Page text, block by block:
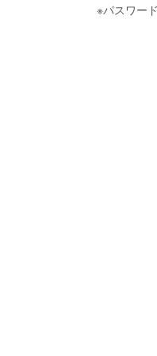
※パスワー